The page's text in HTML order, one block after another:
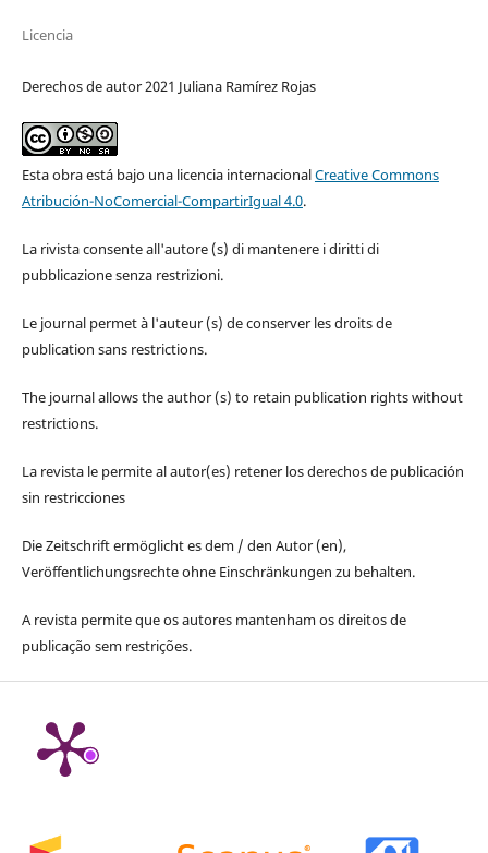
Licencia
Derechos de autor 2021 Juliana Ramírez Rojas
Esta obra está bajo una licencia internacionalCreative Commons
Atribución-NoComercial-CompartirIgual 4.0.
La rivista consente all'autore (s) di mantenere i diritti di
pubblicazione senza restrizioni.
Le journal permet à l'auteur (s) de conserver les droits de
publication sans restrictions.
The journal allows the author (s) to retain publication rights without
restrictions.
La revista le permite al autor(es) retener los derechos de publicación
sin restricciones
Die Zeitschrift ermöglicht es dem / den Autor (en),
Veröffentlichungsrechte ohne Einschränkungen zu behalten.
A revista permite que os autores mantenham os direitos de
publicação sem restrições.